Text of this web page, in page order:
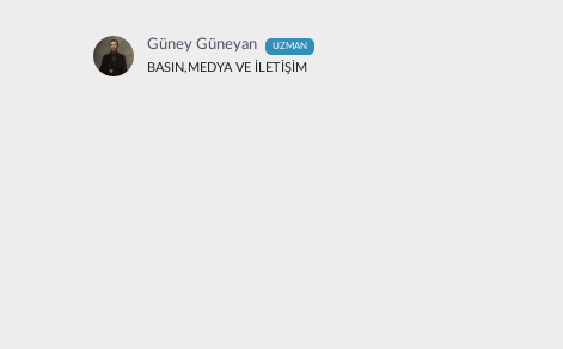
Güney Güneyan UZMAN
BASIN,MEDYA VE İLETİŞİM